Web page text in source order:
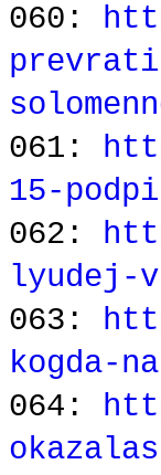
060:
061:
15-
062:
lyudej-
063:
kogda-
064: